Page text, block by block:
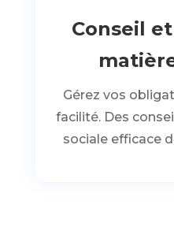
Conseil
Gérez vos
facilité. Des
sociale efficace